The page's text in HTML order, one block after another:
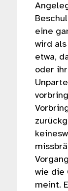
eine
wird
etwa,
oder
wie die
meint.